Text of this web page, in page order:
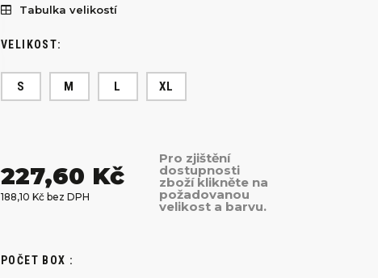
Tabulka velikostí
VELIKOST:
S M L XL
227,60 Kč
188,10 Kč bez DPH
Pro zjištění
dostupnosti
zboží klikněte na
požadovanou
velikost a barvu.
POČET BOX :